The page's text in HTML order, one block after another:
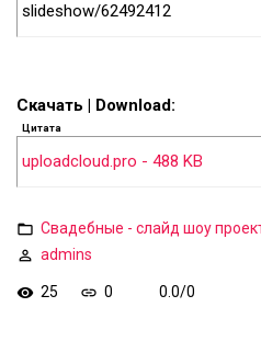
slideshow/62492412
Скачать | Download:
Цитата
uploadcloud.pro - 488 KB
Свадебные - слайд шоу
admins
25 0 0.0/0